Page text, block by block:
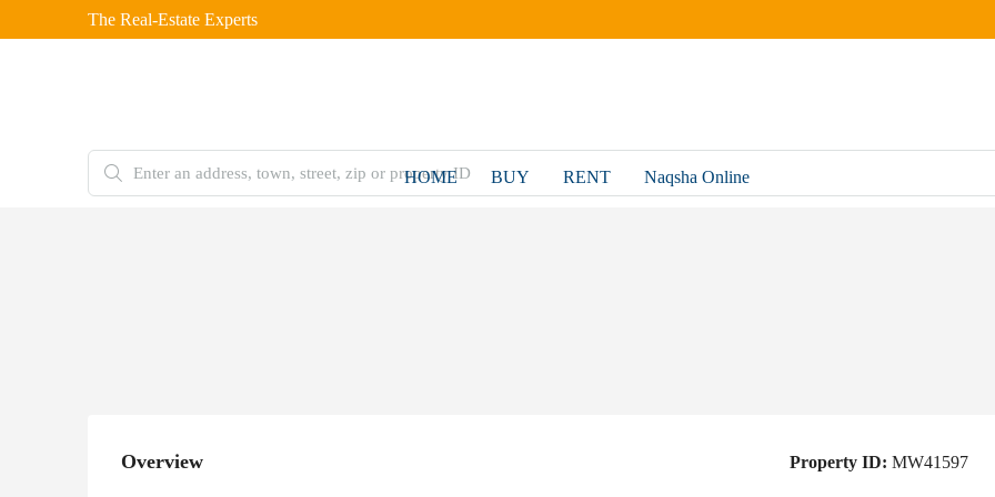
The Real-Estate Experts
HOME BUY RENT Naqsha Online
Overview Property ID: MW41597